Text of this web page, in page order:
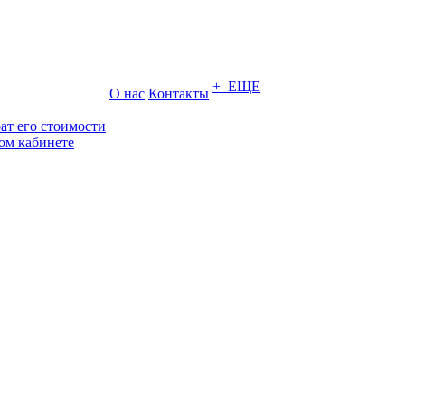
его стоимости
кабинете
О нас Контакты + ЕЩЕ